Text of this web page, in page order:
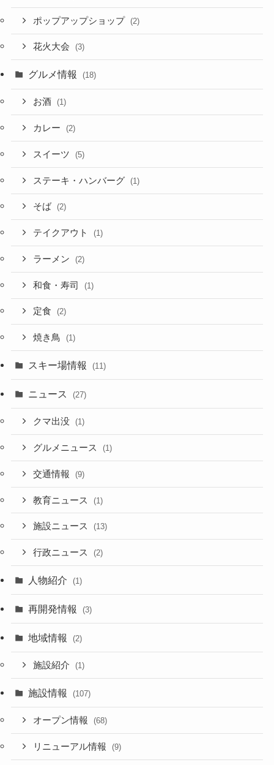
ポップアップショップ (2)
花火大会 (3)
グルメ情報 (18)
お酒 (1)
カレー (2)
スイーツ (5)
ステーキ・ハンバーグ (1)
そば (2)
テイクアウト (1)
ラーメン (2)
和食・寿司 (1)
定食 (2)
焼き鳥 (1)
スキー場情報 (11)
ニュース (27)
クマ出没 (1)
グルメニュース (1)
交通情報 (9)
教育ニュース (1)
施設ニュース (13)
行政ニュース (2)
人物紹介 (1)
再開発情報 (3)
地域情報 (2)
施設紹介 (1)
施設情報 (107)
オープン情報 (68)
リニューアル情報 (9)